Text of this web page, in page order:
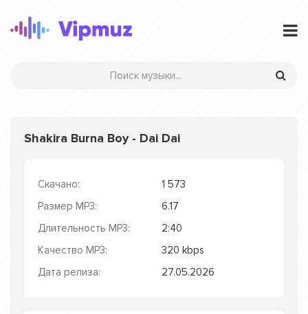
Shakira Burna Boy - Dai Dai
Скачано:
1 573
Размер MP3:
6.17
Длительность MP3:
2:40
Качество MP3:
320 kbps
Дата релиза:
27.05.2026